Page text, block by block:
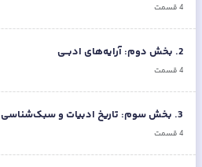
4قسمت
2
. بخش دوم: آرایه‌های ادبــی
4قسمت
3
. بخش سوم: تاریخ ادبیات و سبک‌شناسی
4قسمت